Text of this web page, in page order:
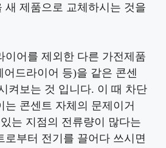
새 제품으로 교체하시는 것을
이어를 제외한 다른 가전제품
드라이어 등)을 같은 콘센
켜보는 것 입니다. 이 때 차단
는 콘센트 자체의 문제이거
는 지점의 전류량이 많다는
로부터 전기를 끌어다 쓰시면